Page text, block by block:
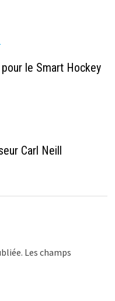
le Smart Hockey
Carl Neill
Les champs